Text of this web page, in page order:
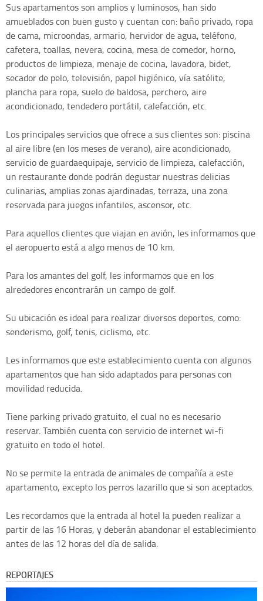
Sus apartamentos son amplios y luminosos, han sido
amueblados con buen gusto y cuentan con: baño privado, ropa
de cama, microondas, armario, hervidor de agua, teléfono,
cafetera, toallas, nevera, cocina, mesa de comedor, horno,
productos de limpieza, menaje de cocina, lavadora, bidet,
secador de pelo, televisión, papel higiénico, vía satélite,
plancha para ropa, suelo de baldosa, perchero, aire
acondicionado, tendedero portátil, calefacción, etc.
Los principales servicios que ofrece a sus clientes son: piscina
al aire libre (en los meses de verano), aire acondicionado,
servicio de guardaequipaje, servicio de limpieza, calefacción,
un restaurante donde podrán degustar nuestras delicias
culinarias, amplias zonas ajardinadas, terraza, una zona
reservada para juegos infantiles, ascensor, etc.
Para aquellos clientes que viajan en avión, les informamos que
el aeropuerto está a algo menos de 10 km.
Para los amantes del golf, les informamos que en los
alrededores encontrarán un campo de golf.
Su ubicación es ideal para realizar diversos deportes, como:
senderismo, golf, tenis, ciclismo, etc.
Les informamos que este establecimiento cuenta con algunos
apartamentos que han sido adaptados para personas con
movilidad reducida.
Tiene parking privado gratuito, el cual no es necesario
reservar. También cuenta con servicio de internet wi-fi
gratuito en todo el hotel.
No se permite la entrada de animales de compañía a este
apartamento, excepto los perros lazarillo que si son aceptados.
Les recordamos que la entrada al hotel la pueden realizar a
partir de las 16 Horas, y deberán abandonar el establecimiento
antes de las 12 horas del día de salida.
REPORTAJES